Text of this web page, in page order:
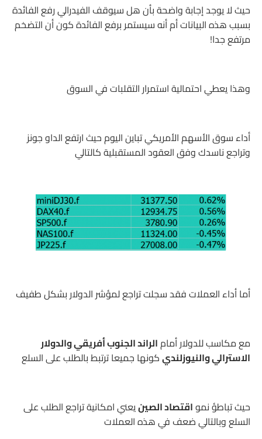
حيث لا يوجد إجابة واضحة بأن هل سيوقف الفيدرالي رفع الفائدة
بسبب هذه البيانات أم أنه سيستمر برفع الفائدة كون أن التضخم
مرتفع جدا!
وهذا يعطي احتمالية استمرار التقلبات في السوق
أداء سوق الأسهم الأمريكي تباين اليوم حيث ارتفع الداو جونز
وتراجع ناسدك وفق العقود المستقبلية كالتالي
أما أداء العملات فقد سجلت تراجع لمؤشر الدولار بشكل طفيف
مع مكاسب للدولار أمامالراند الجنوب أفريقي والدولار
الاسترالي والنيوزلنديكونها جميعا ترتبط بالطلب على السلع
حيث تباطؤ نمواقتصاد الصينيعني امكانية تراجع الطلب على
السلع وبالتالي ضعف في هذه العملات